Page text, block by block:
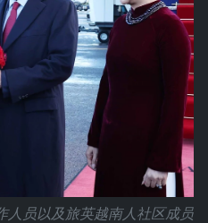
人员以及旅英越南人社区成员